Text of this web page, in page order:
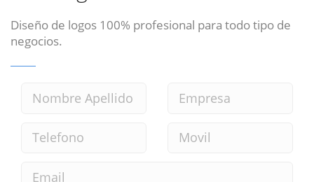
Diseño de logos 100% profesional para todo tipo de
negocios.